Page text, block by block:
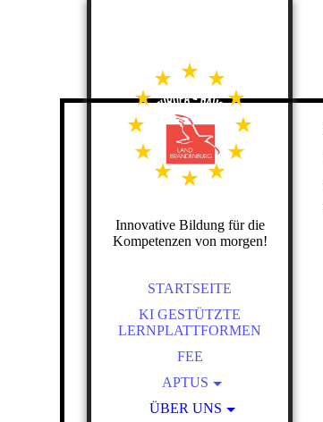
Innovative Bildung für die
Kompetenzen von morgen!
STARTSEITE
KI GESTÜTZTE
LERNPLATTFORMEN
FEE
APTUS
WARUM BEFASSEN WIR
ÜBER UNS